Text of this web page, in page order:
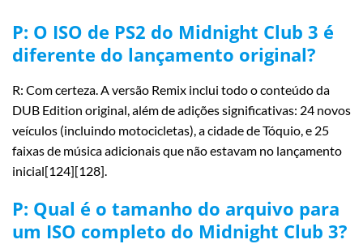
P: O ISO de PS2 do Midnight Club 3 é
diferente do lançamento original?
R: Com certeza. A versão Remix inclui todo o conteúdo da
DUB Edition original, além de adições significativas: 24 novos
veículos (incluindo motocicletas), a cidade de Tóquio, e 25
faixas de música adicionais que não estavam no lançamento
inicial[124][128].
P: Qual é o tamanho do arquivo para
um ISO completo do Midnight Club 3?